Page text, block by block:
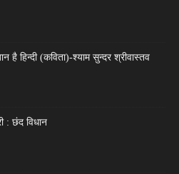
है हिन्दी (कविता)-श्याम सुन्दर श्रीवास्तव
: छंद विधान